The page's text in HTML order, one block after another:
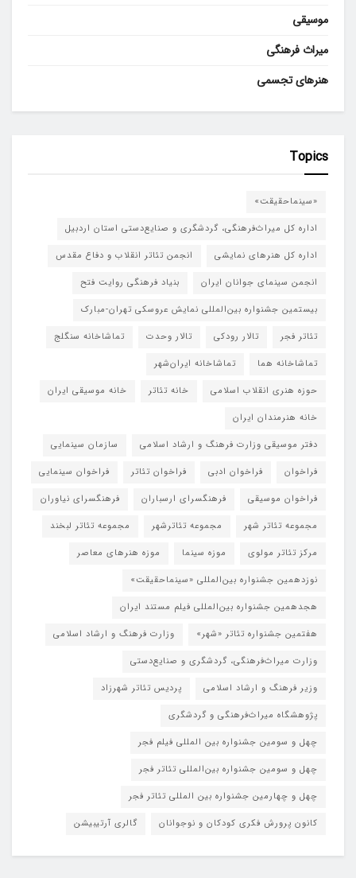
موسیقی
میراث فرهنگی
هنرهای تجسمی
Topics
«سینماحقیقت»
اداره کل میراث‌فرهنگی، گردشگری و صنایع‌دستی استان اردبیل
اداره کل هنرهای نمایشی
انجمن تئاتر انقلاب و دفاع مقدس
انجمن سینمای جوانان ایران
بنیاد فرهنگی روایت فتح
بیستمین جشنواره بین‌المللی نمایش عروسکی تهران-مبارک
تئاتر فجر
تالار رودکی تالار وحدت
تماشاخانه سنگلج
تماشاخانه هما
تماشاخانه‌ ایران‌شهر
حوزه هنری انقلاب اسلامی
خانه تئاتر
خانه موسیقی ایران
خانه هنرمندان ایران
دفتر موسیقی وزارت فرهنگ و ارشاد اسلامی
سازمان سینمایی
فراخوان
فراخوان ادبی فراخوان تئاتر
فراخوان سینمایی
فراخوان موسیقی
فرهنگسرای ارسباران
فرهنگسرای نیاوران
مجموعه تئاتر شهر
مجموعه تئاترشهر
مجموعه تئاتر لبخند
مرکز تئاتر مولوی
موزه سینما
موزه هنرهای معاصر
نوزدهمین جشنواره بین‌المللی «سینماحقیقت»
هجدهمین جشنواره بین‌المللی فیلم مستند ایران
هفتمین جشنواره تئاتر «شهر»
وزارت فرهنگ و ارشاد اسلامی
وزارت میراث‌فرهنگی، گردشگری و صنایع‌دستی
وزیر فرهنگ و ارشاد اسلامی
پردیس تئاتر شهرزاد
پژوهشگاه میراث‌فرهنگی و گردشگری
چهل و سومین جشنواره بین المللی فیلم فجر
چهل و سومین جشنواره بین‌المللی تئاتر فجر
چهل و چهارمین جشنواره بین المللی تئاتر فجر
کانون پرورش فکری کودکان و نوجوانان
گالری آرتیبیشن